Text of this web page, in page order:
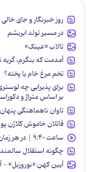
روز خبرنگار و جای
در مسیر تولد ابریشم
تالاب «عینک»
آمدمت که بنگرم،
تخم مرغ خام یا پخته؟
برای پذیرایی چه
بر اساس متراژ و
تاوان ناهماهنگی
قاتلان خاموش کلاژن
ساعت ۹:۴۰ | در هر زمان ممکن باید انتقامشان را پس بدهند
چگونه استقلال
آیین کهن «نوروزبل» - آغاز